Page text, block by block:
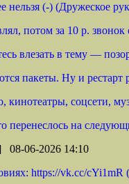
нельзя (-) (Дружеское
потом за 10 р.
влезать в тему —
пакеты. Ну и рестарт
соцсети,
на
06-2026 14:10
https://vk.cc/cYi1mR